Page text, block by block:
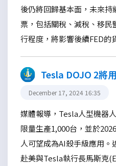
後仍將回歸基本面，未來
票，包括關稅、減稅、移民
行程度，將影響後續FED的
Tesla DOJO 2將
December 17, 2024 16:35
媒體報導，Tesla人型機器
限量生產1,000台，並於
人可望成為AI殺手級應用
赴美與Tesla執行長馬斯克